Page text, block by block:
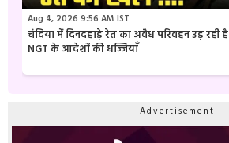
Aug 4, 2026 9:56 AM IST
चंदिया में दिनदहाड़े रेत का अवैध परिवहन उड़ रही है
NGT के आदेशों की धज्जियाँ
—Advertisement—